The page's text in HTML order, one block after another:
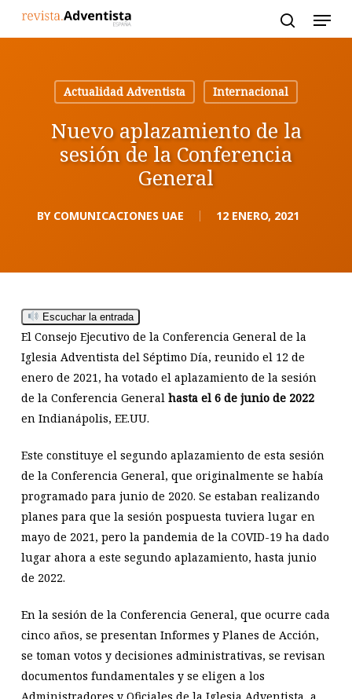
Actualidad Adventista
Internacional
Nuevo aplazamiento de la
sesión de la Conferencia
General
BY COMUNICACIONES UAE 12 ENERO, 2021
Escuchar la entrada
El Consejo Ejecutivo de la Conferencia General de la
Iglesia Adventista del Séptimo Día, reunido el 12 de
enero de 2021, ha votado el aplazamiento de la sesión
de la Conferencia General hasta el 6 de junio de 2022
en Indianápolis, EE.UU.
Este constituye el segundo aplazamiento de esta sesión
de la Conferencia General, que originalmente se había
programado para junio de 2020. Se estaban realizando
planes para que la sesión pospuesta tuviera lugar en
mayo de 2021, pero la pandemia de la COVID-19 ha dado
lugar ahora a este segundo aplazamiento, hasta junio
de 2022.
En la sesión de la Conferencia General, que ocurre cada
cinco años, se presentan Informes y Planes de Acción,
se toman votos y decisiones administrativas, se revisan
documentos fundamentales y se eligen a los